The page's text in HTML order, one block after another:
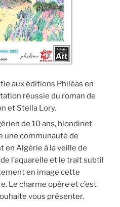
aux éditions Philéas en
réussie du roman de
et Stella Lory.
de 10 ans, blondinet
une communauté de
en Algérie à la veille de
l’aquarelle et le trait subtil
en image cette
Le charme opère et c’est
vous présenter.